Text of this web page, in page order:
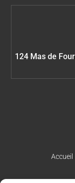
124 Mas de
Accueil